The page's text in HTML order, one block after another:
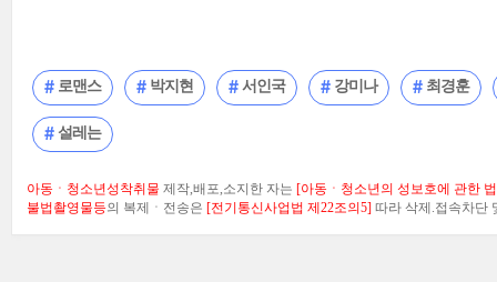
로맨스 박지현 서인국 강미나 최경훈
설레는
아동ㆍ청소년성착취물 제작,배포,소지한 자는 [아동ㆍ청소년의 성보호에 관한
불법촬영물등의 복제ㆍ전송은 [전기통신사업법 제22조의5] 따라 삭제.접속차단